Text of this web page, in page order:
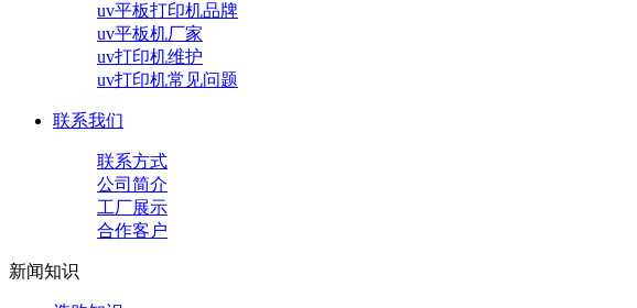
uv平板打印机品牌
uv平板机厂家
uv打印机维护
uv打印机常见问题
联系我们
联系方式
公司简介
工厂展示
合作客户
新闻知识